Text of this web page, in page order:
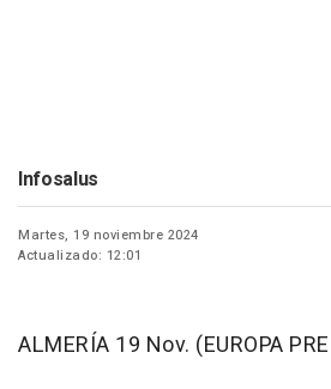
Infosalus
Martes, 19 noviembre 2024
Actualizado: 12:01
ALMERÍA 19 Nov. (EUROPA